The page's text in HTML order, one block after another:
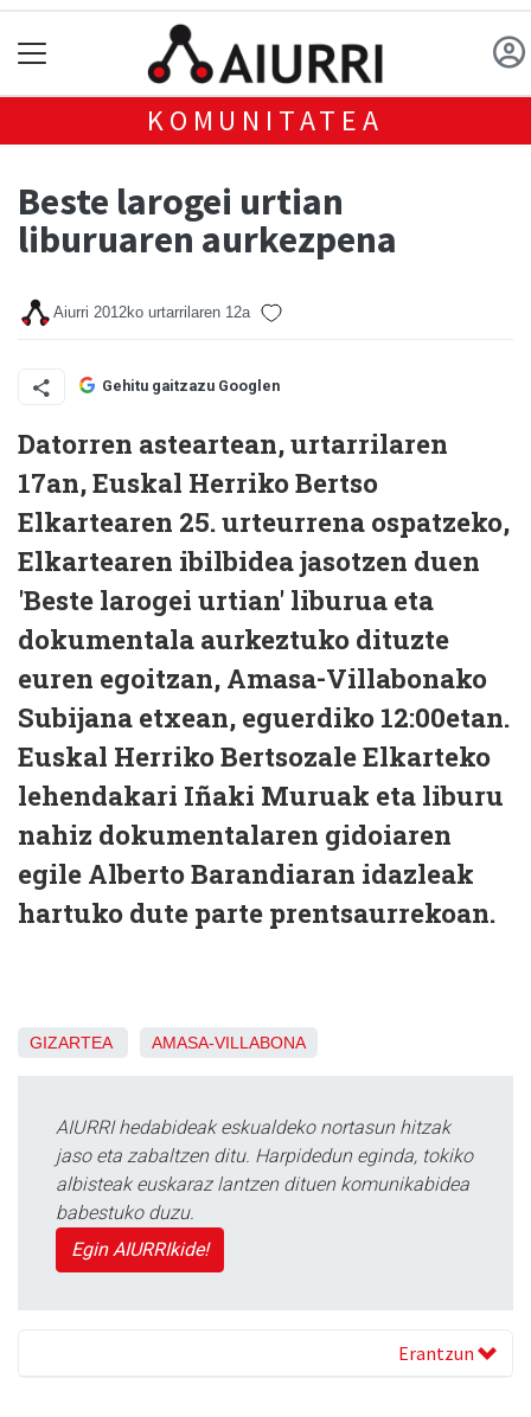
KOMUNITATEA
Beste larogei urtian
liburuaren aurkezpena
Aiurri 2012ko urtarrilaren 12a
Gehitu gaitzazu Googlen
Datorren asteartean, urtarrilaren
17an, Euskal Herriko Bertso
Elkartearen 25. urteurrena ospatzeko,
Elkartearen ibilbidea jasotzen duen
'Beste larogei urtian' liburua eta
dokumentala aurkeztuko dituzte
euren egoitzan, Amasa-Villabonako
Subijana etxean, eguerdiko 12:00etan.
Euskal Herriko Bertsozale Elkarteko
lehendakari Iñaki Muruak eta liburu
nahiz dokumentalaren gidoiaren
egile Alberto Barandiaran idazleak
hartuko dute parte prentsaurrekoan.
GIZARTEA AMASA-VILLABONA
AIURRI hedabideak eskualdeko nortasun hitzak
jaso eta zabaltzen ditu. Harpidedun eginda, tokiko
albisteak euskaraz lantzen dituen komunikabidea
babestuko duzu.
Egin AIURRIkide!
Erantzun